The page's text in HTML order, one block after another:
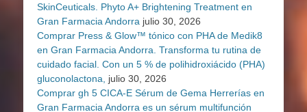
SkinCeuticals. Phyto A+ Brightening Treatment en
Gran Farmacia Andorra julio 30, 2026
Comprar Press & Glow™ tónico con PHA de Medik8
en Gran Farmacia Andorra. Transforma tu rutina de
cuidado facial. Con un 5 % de polihidroxiácido (PHA)
gluconolactona,
julio 30, 2026
Comprar gh 5 CICA-E Sérum de Gema Herrerías en
Gran Farmacia Andorra es un sérum multifunción